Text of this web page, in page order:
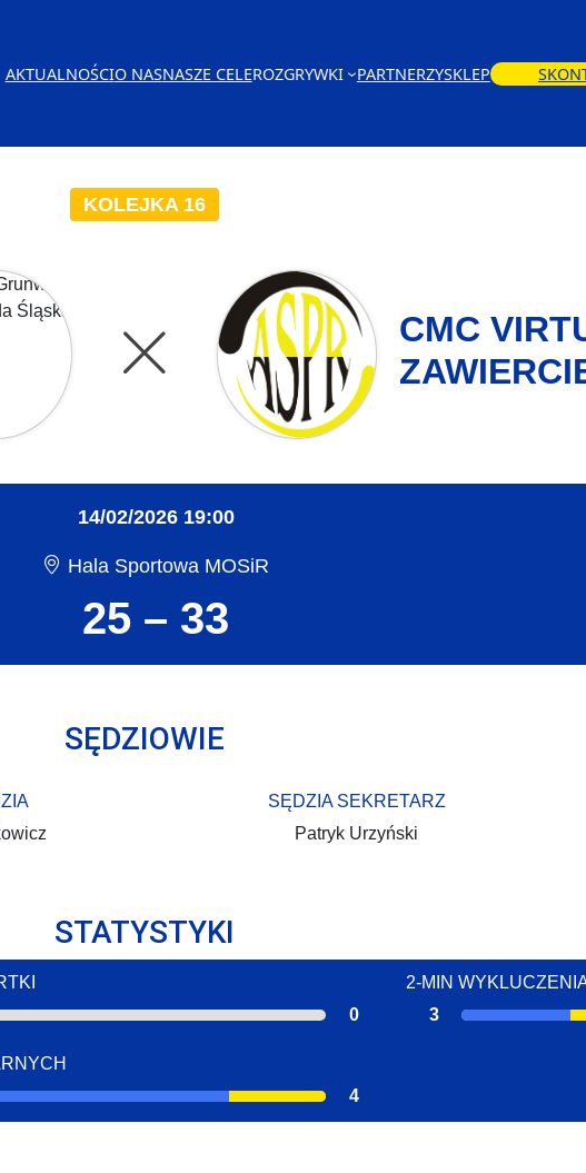
AKTUALNOŚCIO NASNASZE CELEROZGRYWKI PARTNERZYSKLEP
KOLEJKA 16
CMC
14/02/2026 19:00
Hala Sportowa MOSiR
25 – 33
SĘDZIOWIE
SĘDZIA SEKRETARZ
Patryk Urzyński
STATYSTYKI
0
2-MIN
3
4